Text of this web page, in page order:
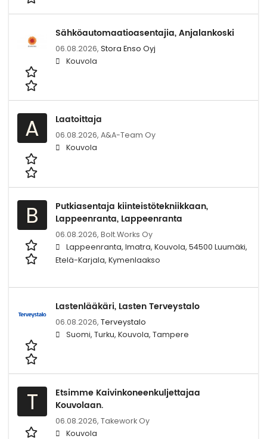
Sähköautomaatioasentajia, Anjalankoski
06.08.2026, Stora Enso Oyj
Kouvola
A Laatoittaja
06.08.2026, A&A-Team Oy
Kouvola
B
Putkiasentaja kiinteistötekniikkaan,
Lappeenranta, Lappeenranta
06.08.2026, Bolt.Works Oy
Lappeenranta, Imatra, Kouvola, 54500 Luumäki,
Etelä-Karjala, Kymenlaakso
Lastenlääkäri, Lasten Terveystalo
06.08.2026, Terveystalo
Suomi, Turku, Kouvola, Tampere
T
Etsimme Kaivinkoneenkuljettajaa
Kouvolaan.
06.08.2026, Takework Oy
Kouvola